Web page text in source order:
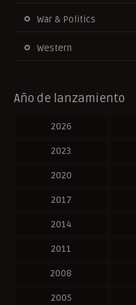
War & Politics
Western
Año de lanzamiento
2026
2023
2020
2017
2014
2011
2008
2005